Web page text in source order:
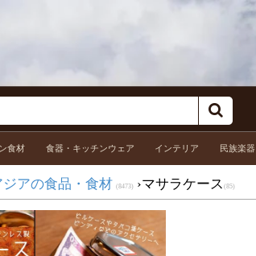
食材 食器・キッチンウェア インテリア 民族楽器
アの食品・食材 (8473)›マサラケース (85)